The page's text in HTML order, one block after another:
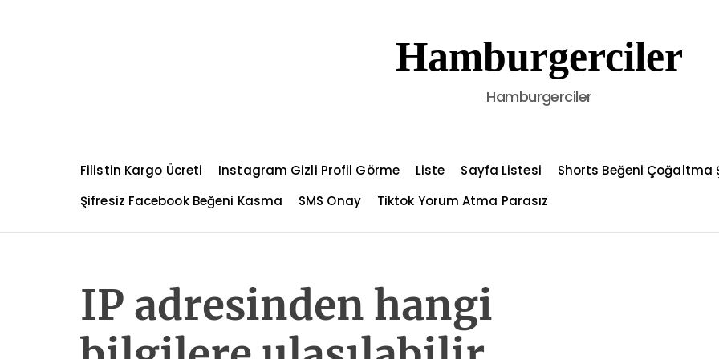
t
Hamburgerciler
Hamburgerciler
Filistin Kargo Ücreti Instagram Gizli Profil Görme Liste Sayfa Listesi
Shorts Beğeni Çoğaltma
Şifresiz Facebook Beğeni Kasma
SMS Onay Tiktok Yorum Atma Parasız
IP adresinden hangi